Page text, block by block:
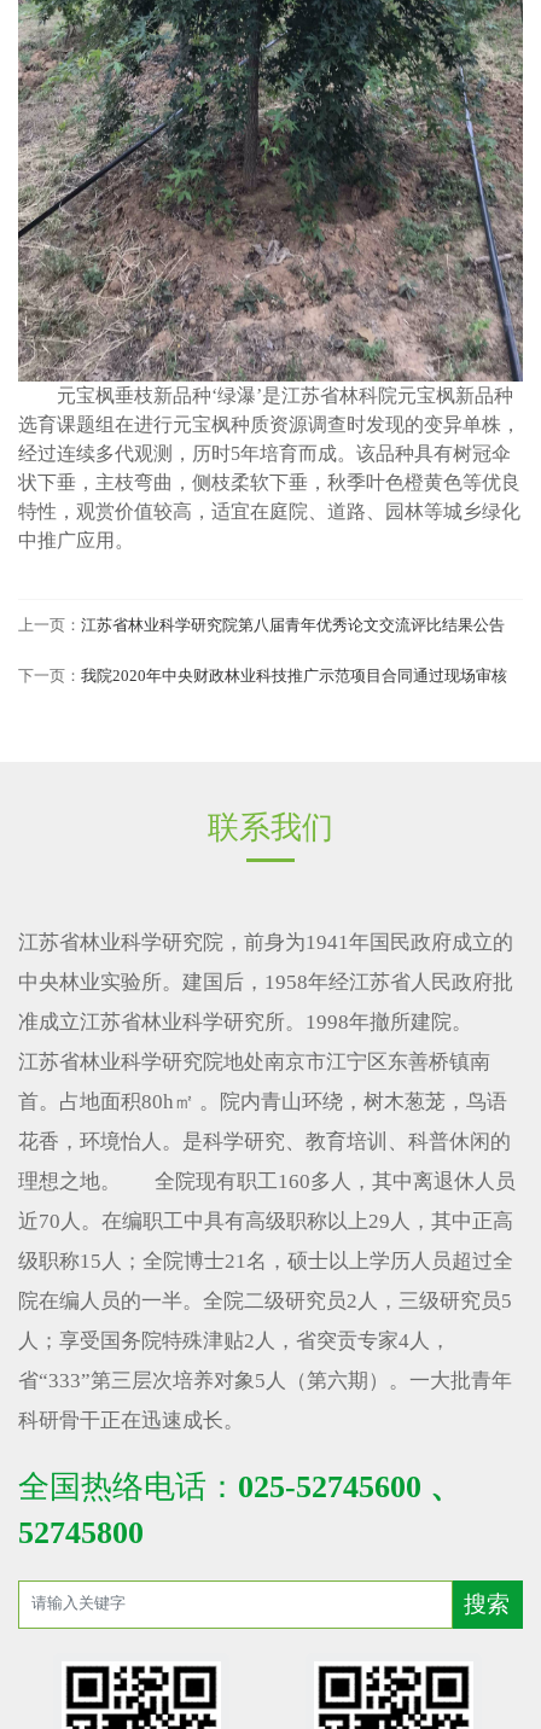
元宝枫垂枝新品种‘绿瀑’是江苏省林科院元宝枫新品种
选育课题组在进行元宝枫种质资源调查时发现的变异单株，
经过连续多代观测，历时5年培育而成。该品种具有树冠伞
状下垂，主枝弯曲，侧枝柔软下垂，秋季叶色橙黄色等优良
特性，观赏价值较高，适宜在庭院、道路、园林等城乡绿化
中推广应用。
上一页： 江苏省林业科学研究院第八届青年优秀论文交流评比结果公告
下一页： 我院2020年中央财政林业科技推广示范项目合同通过现场审核
联系我们
江苏省林业科学研究院，前身为1941年国民政府成立的
中央林业实验所。建国后，1958年经江苏省人民政府批
准成立江苏省林业科学研究所。1998年撤所建院。
江苏省林业科学研究院地处南京市江宁区东善桥镇南
首。占地面积80h㎡ 。院内青山环绕，树木葱茏，鸟语
花香，环境怡人。是科学研究、教育培训、科普休闲的
理想之地。 全院现有职工160多人，其中离退休人员
近70人。在编职工中具有高级职称以上29人，其中正高
级职称15人；全院博士21名，硕士以上学历人员超过全
院在编人员的一半。全院二级研究员2人，三级研究员5
人；享受国务院特殊津贴2人，省突贡专家4人，
省“333”第三层次培养对象5人（第六期）。一大批青年
科研骨干正在迅速成长。
全国热络电话： 025-52745600 、
52745800